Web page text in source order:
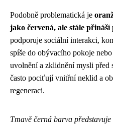
Podobně problematická je
jako červená, ale stále
podporuje sociální interakci,
spíše do obývacího pokoje
uvolnění a zklidnění mysli
často pociťují vnitřní neklid a
regeneraci.
Tmavě černá barva